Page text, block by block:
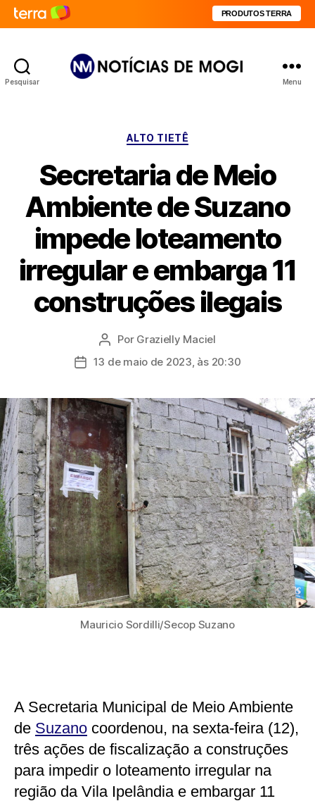
PRODUTOS TERRA
Pesquisar Menu
Categorias
ALTO TIETÊ
Secretaria de Meio
Ambiente de Suzano
impede loteamento
irregular e embarga 11
construções ilegais
Autor
do
Por Grazielly Maciel
Data13 de maio de 2023, às 20:30
Mauricio Sordilli/Secop Suzano
A Secretaria Municipal de Meio Ambiente
de Suzano coordenou, na sexta-feira (12),
três ações de fiscalização a construções
para impedir o loteamento irregular na
região da Vila Ipelândia e embargar 11